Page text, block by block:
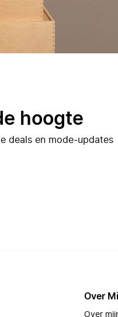
hoogte
deals en mode-updates
Over
Over